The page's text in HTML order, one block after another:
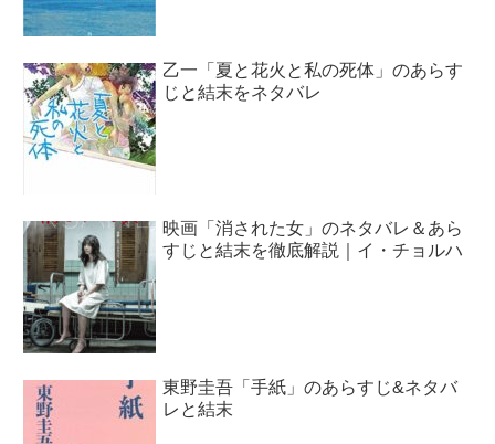
乙一「夏と花火と私の死体」のあらす
じと結末をネタバレ
映画「消された女」のネタバレ＆あら
すじと結末を徹底解説｜イ・チョルハ
東野圭吾「手紙」のあらすじ&ネタバ
レと結末